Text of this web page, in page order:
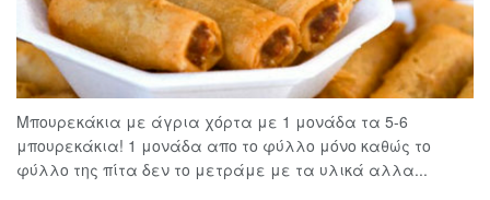
Μπουρεκάκια με άγρια χόρτα με 1 μονάδα τα 5-6
μπουρεκάκια! 1 μονάδα απο το φύλλο μόνο καθώς το
φύλλο της πίτα δεν το μετράμε με τα υλικά αλλα...